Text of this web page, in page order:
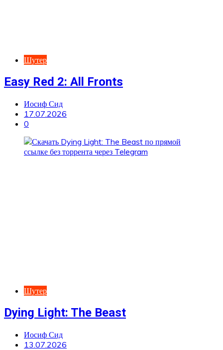
Шутер
Easy Red 2: All Fronts
Иосиф Сид
17.07.2026
0
Шутер
Dying Light: The Beast
Иосиф Сид
13.07.2026